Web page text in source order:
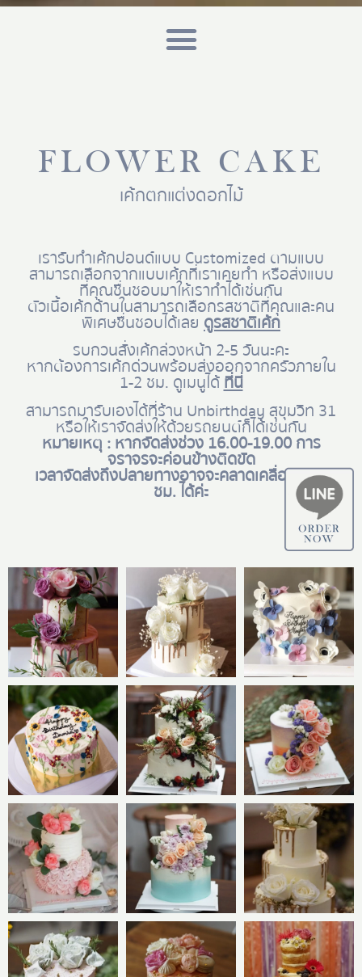
FLOWER CAKE
เค้กตกแต่งดอกไม้
เรารับทำเค้กปอนด์แบบ Customized ตามแบบ
สามารถเลือกจากแบบเค้กที่เราเคยทำ หรือส่งแบบ
ที่คุณชื่นชอบมาให้เราทำได้เช่นกัน
ตัวเนื้อเค้กด้านในสามารถเลือกรสชาติที่คุณและคน
พิเศษชื่นชอบได้เลย ดูรสชาติเค้ก
รบกวนสั่งเค้กล่วงหน้า 2-5 วันนะคะ
หากต้องการเค้กด่วนพร้อมส่งออกจากครัวภายใน
1-2 ชม. ดูเมนูได้ที่นี่
สามารถมารับเองได้ที่ร้าน Unbirthday สุขุมวิท 31
หรือให้เราจัดส่งให้ด้วยรถยนต์ก็ได้เช่นกัน
หมายเหตุ : หากจัดส่งช่วง 16.00-19.00 การ
จราจรจะค่อนข้างติดขัด
เวลาจัดส่งถึงปลายทางอาจจะคลาดเคลื่อน +- 1
ชม. ได้ค่ะ